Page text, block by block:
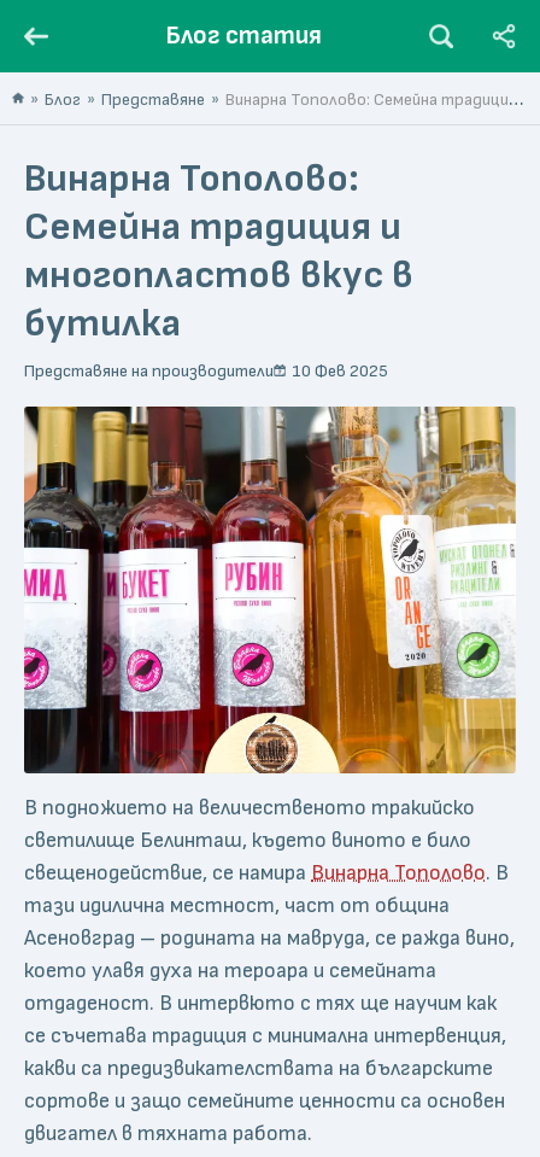
Блог статия
Блог Представяне Винарна Тополово: Семейна традиция и многопластов вкус в бутилка
Винарна Тополово:
Семейна традиция и
многопластов вкус в
бутилка
Представяне на производители 10 Фев 2025
В подножието на величественото тракийско
светилище Белинташ, където виното е било
свещенодействие, се намира Винарна Тополово. В
тази идилична местност, част от община
Асеновград – родината на мавруда, се ражда вино,
което улавя духа на тероара и семейната
отдаденост. В интервюто с тях ще научим как
се съчетава традиция с минимална интервенция,
какви са предизвикателствата на българските
сортове и защо семейните ценности са основен
двигател в тяхната работа.